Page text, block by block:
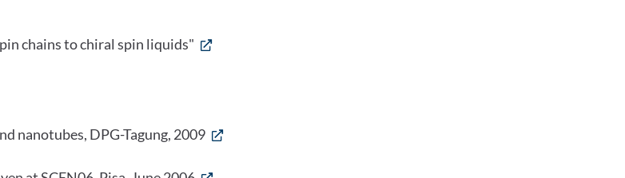
chains to chiral spin liquids"
nanotubes, DPG-Tagung, 2009